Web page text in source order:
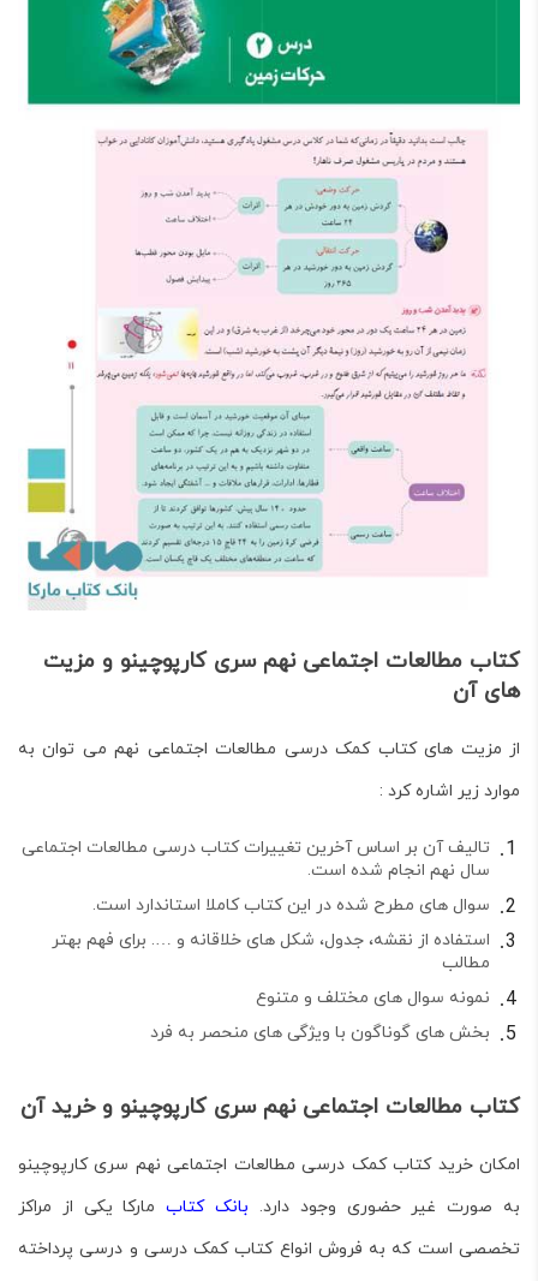
کتاب مطالعات اجتماعی نهم سری کارپوچینو و مزیت
های آن
از مزیت های کتاب کمک درسی مطالعات اجتماعی نهم می توان به
موارد زیر اشاره کرد :
تالیف آن بر اساس آخرین تغییرات کتاب درسی مطالعات اجتماعی
سال نهم انجام شده است.
سوال های مطرح شده در این کتاب کاملا استاندارد است.
استفاده از نقشه، جدول، شکل های خلاقانه و …. برای فهم بهتر
مطالب
نمونه سوال های مختلف و متنوع
بخش های گوناگون با ویژگی های منحصر به فرد
کتاب مطالعات اجتماعی نهم سری کارپوچینو و خرید آن
امکان خرید کتاب کمک درسی مطالعات اجتماعی نهم سری کارپوچینو
به صورت غیر حضوری وجود دارد. بانک کتابمارکا یکی از مراکز
تخصصی است که به فروش انواع کتاب کمک درسی و درسی پرداخته